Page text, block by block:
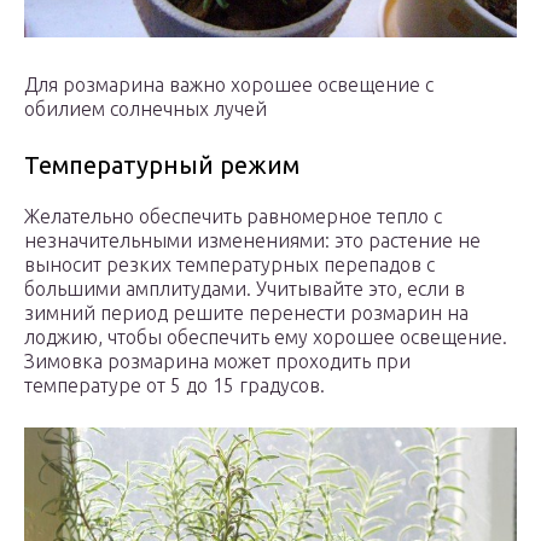
Для розмарина важно хорошее освещение с
обилием солнечных лучей
Температурный режим
Желательно обеспечить равномерное тепло с
незначительными изменениями: это растение не
выносит резких температурных перепадов с
большими амплитудами. Учитывайте это, если в
зимний период решите перенести розмарин на
лоджию, чтобы обеспечить ему хорошее освещение.
Зимовка розмарина может проходить при
температуре от 5 до 15 градусов.